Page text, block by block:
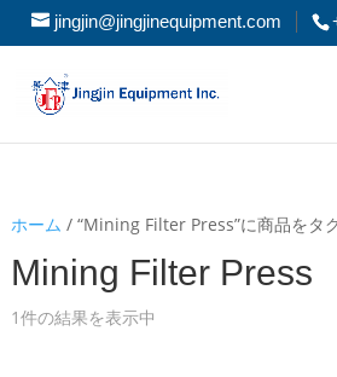
jingjin@jingjinequipment.com
ホーム / “Mining Filter Press”に商品をタ
Mining Filter Press
1件の結果を表示中